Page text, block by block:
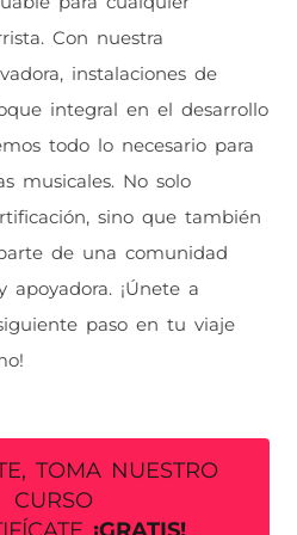
Con nuestra
instalaciones de
integral en el desarrollo
todo lo necesario para
musicales. No solo
sino que también
de una comunidad
apoyadora. ¡Únete a
paso en tu viaje
TOMA NUESTRO
CURSO